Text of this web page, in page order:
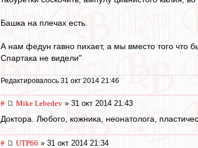
Башка на плечах есть.
А нам федун гавно пихает, а мы вместо того что
Спартака не видели"
Редактировалось 31 окт 2014 21:46
# Mike Lebedev » 31 окт 2014 21:43
Доктора. Любого, кожника, неонатолога,
# UTP66 » 31 окт 2014 21:34